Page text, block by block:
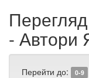
- Автори
Перейти до: 0-9